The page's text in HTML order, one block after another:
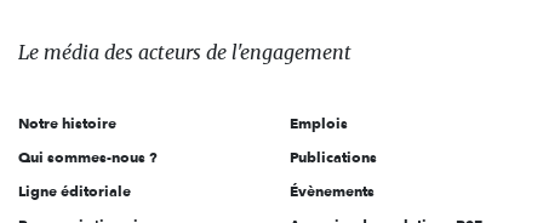
des
l'engagement
Le média des acteurs de l'engagement
Notre histoire
Qui sommes-nous ?
Ligne éditoriale
Emplois
Publications
Évènements